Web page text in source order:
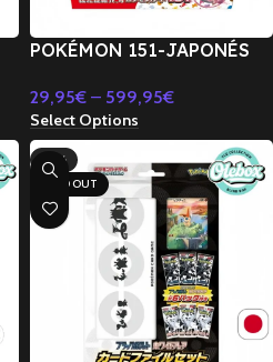
POKÉMON 151-JAPONÉS
29,95€ – 599,95€
Select Options
-14%
SOLD OUT